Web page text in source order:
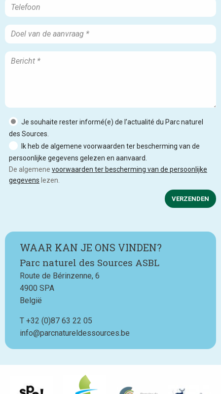
Je souhaite rester informé(e) de l’actualité du Parc naturel
des Sources.
Ik heb de algemene voorwaarden ter bescherming van de
persoonlijke gegevens gelezen en aanvaard.
De algemene voorwaarden ter bescherming van de persoonlijke
gegevens lezen.
VERZENDEN
WAAR KAN JE ONS VINDEN?
Parc naturel des Sources ASBL
Route de Bérinzenne, 6
4900 SPA
België
T Téléphone
+32 (0)87 63 22 05
info@parcnatureldessources.be